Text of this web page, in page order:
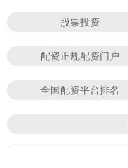
股票投资
配资正规配资门户
全国配资平台排名